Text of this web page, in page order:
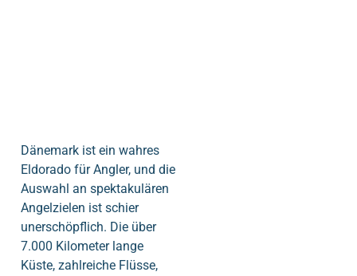
Dänemark ist ein wahres
Eldorado für Angler, und die
Auswahl an spektakulären
Angelzielen ist schier
unerschöpflich. Die über
7.000 Kilometer lange
Küste, zahlreiche Flüsse,